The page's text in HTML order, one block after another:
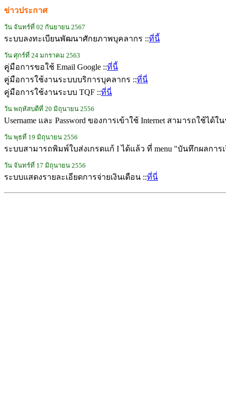
ข่าวประกาศ
วัน จันทร์ที่ 02 กันยายน 2567
ระบบลงทะเบียนพัฒนาศักยภาพบุคลากร ::ที่นี้
วัน ศุกร์ที่ 24 มกราคม 2563
คู่มือการขอใช้ Email Google ::ที่นี้
คู่มือการใช้งานระบบบริการบุคลากร ::ที่นี่
คู่มือการใช้งานระบบ TQF ::ที่นี่
วัน พฤหัสบดีที่ 20 มิถุนายน 2556
Username และ Password ของการเข้าใช้ Internet สามารถใช้ได้
วัน พุธที่ 19 มิถุนายน 2556
ระบบสามารถพิมพ์ใบส่งเกรดแก้ I ได้แล้ว ที่ menu "บันทึกผลการ
วัน จันทร์ที่ 17 มิถุนายน 2556
ระบบแสดงรายละเอียดการจ่ายเงินเดือน ::ที่นี่